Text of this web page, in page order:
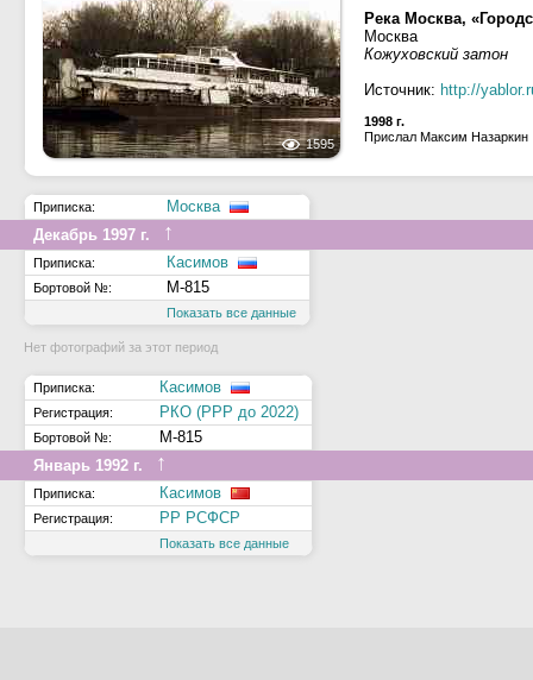
1595
Река Москва,
Москва
Кожуховский затон
Источник: http://
1998 г.
Прислал Максим Назаркин
Приписка:
Москва
Декабрь 1997 г.
↑
Приписка: Касимов
Бортовой №: М-815
Показать все данные
Нет фотографий за этот период
Приписка: Касимов
Регистрация: РКО (РРР до 2022)
Бортовой №:
М-815
Январь 1992 г.
↑
Приписка: Касимов
Регистрация: РР РСФСР
Показать все данные